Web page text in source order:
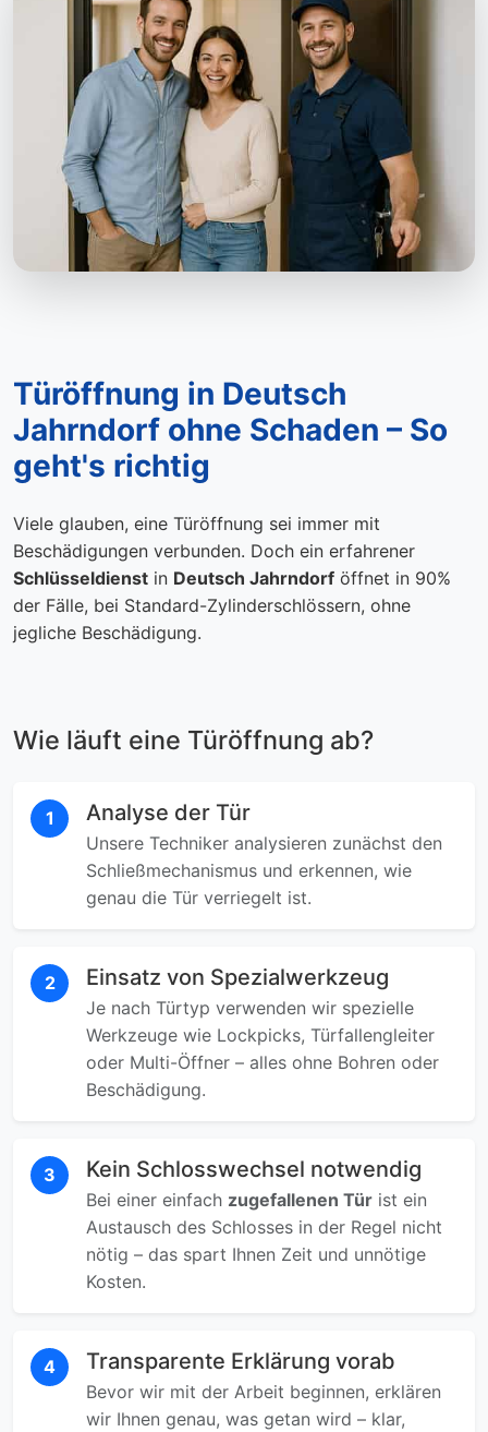
Türöffnung in Deutsch
Jahrndorf ohne Schaden – So
geht's richtig
Viele glauben, eine Türöffnung sei immer mit
Beschädigungen verbunden. Doch ein erfahrener
Schlüsseldienst in Deutsch Jahrndorf öffnet in 90%
der Fälle, bei Standard-Zylinderschlössern, ohne
jegliche Beschädigung.
Wie läuft eine Türöffnung ab?
1 Analyse der Tür
Unsere Techniker analysieren zunächst den
Schließmechanismus und erkennen, wie
genau die Tür verriegelt ist.
2 Einsatz von Spezialwerkzeug
Je nach Türtyp verwenden wir spezielle
Werkzeuge wie Lockpicks, Türfallengleiter
oder Multi-Öffner – alles ohne Bohren oder
Beschädigung.
3 Kein Schlosswechsel notwendig
Bei einer einfach zugefallenen Tür ist ein
Austausch des Schlosses in der Regel nicht
nötig – das spart Ihnen Zeit und unnötige
Kosten.
4 Transparente Erklärung vorab
Bevor wir mit der Arbeit beginnen, erklären
wir Ihnen genau, was getan wird – klar,